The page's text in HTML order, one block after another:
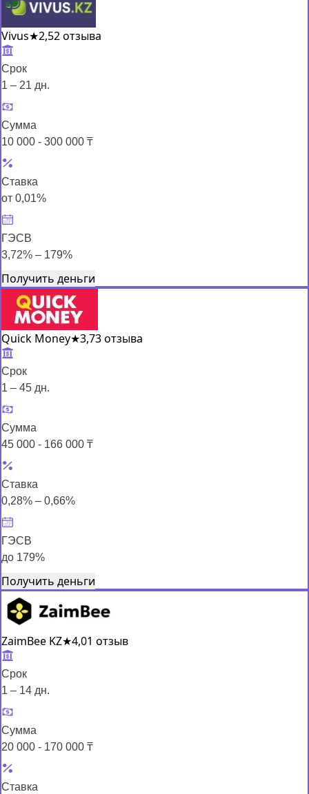
Vivus★2,52 отзыва
Срок
1 – 21 дн.
Сумма
10 000 - 300 000 ₸
Ставка
от 0,01%
ГЭСВ
3,72% – 179%
Получить деньги
Quick Money★3,73 отзыва
Срок
1 – 45 дн.
Сумма
45 000 - 166 000 ₸
Ставка
0,28% – 0,66%
ГЭСВ
до 179%
Получить деньги
ZaimBee KZ★4,01 отзыв
Срок
1 – 14 дн.
Сумма
20 000 - 170 000 ₸
Ставка